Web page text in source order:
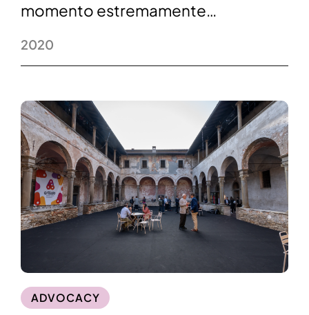
momento estremamente…
2020
ADVOCACY